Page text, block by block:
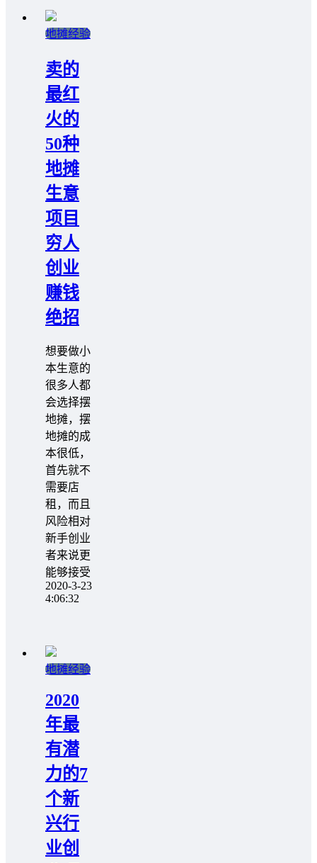
地摊经验
卖的
最红
火的
50种
地摊
生意
项目
穷人
创业
赚钱
绝招
想要做小
本生意的
很多人都
会选择摆
地摊，摆
地摊的成
本很低，
首先就不
需要店
租，而且
风险相对
新手创业
者来说更
能够接受
2020-3-23
4:06:32
地摊经验
2020
年最
有潜
力的7
个新
兴行
业创